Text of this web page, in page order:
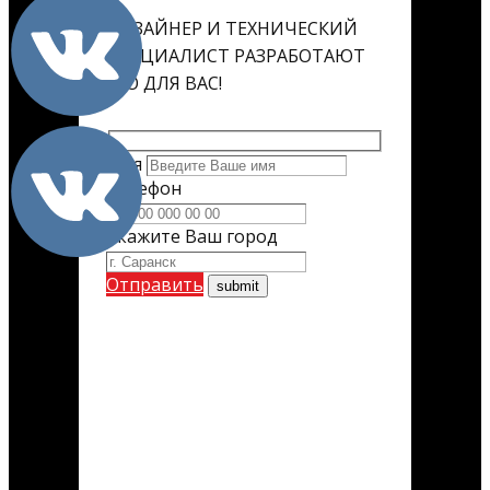
ДИЗАЙНЕР И ТЕХНИЧЕСКИЙ
СПЕЦИАЛИСТ РАЗРАБОТАЮТ
ЕГО ДЛЯ ВАС!
Имя
Телефон
Укажите Ваш город
Отправить